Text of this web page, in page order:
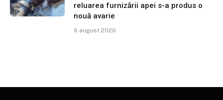
reluarea furnizării apei s-a produs o
nouă avarie
6 august 2026